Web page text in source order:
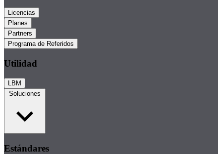
Licencias
Planes
Partners
Programa de Referidos
Utilidad
LBM
Soluciones
Estándares